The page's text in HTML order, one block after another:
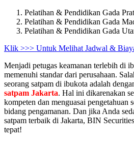
Pelatihan & Pendidikan Gada
Pelatihan & Pendidikan Gada
Pelatihan & Pendidikan Gada
Klik >>> Untuk Melihat Jadwal &
Menjadi petugas keamanan terlebih di
memenuhi standar dari perusahaan.
seorang satpam di ibukota adalah
satpam Jakarta. Hal ini dikarenakan
kompeten dan menguasai pengetahuan
bidang pengamanan. Dan jika Anda
satpam terbaik di Jakarta, BIN
tepat!